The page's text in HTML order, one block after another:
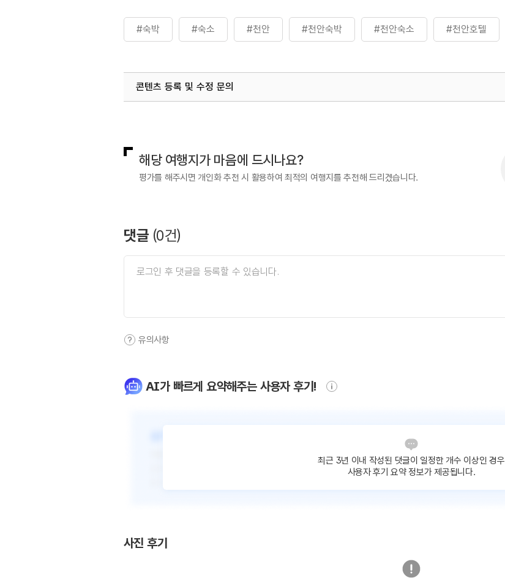
#숙박 #숙소 #천안 #천안숙박 #천안숙소 #천안호텔
콘텐츠 등록 및 수정 문의
해당 여행지가 마음에 드시나요?
평가를 해주시면 개인화 추천 시 활용하여 최적의 여행지를 추천해 드리겠습니다.
댓글 (0건)
유의사항
AI가 빠르게 요약해주는 사용자 후기!
최근 3년 이내 작성된 댓글이 일정한 개수 이상인 경우
사용자 후기 요약 정보가 제공됩니다.
사진 후기